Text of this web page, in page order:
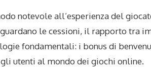
notevole all’esperienza del
le cessioni, il rapporto tra
fondamentali: i bonus di
utenti al mondo dei giochi online.